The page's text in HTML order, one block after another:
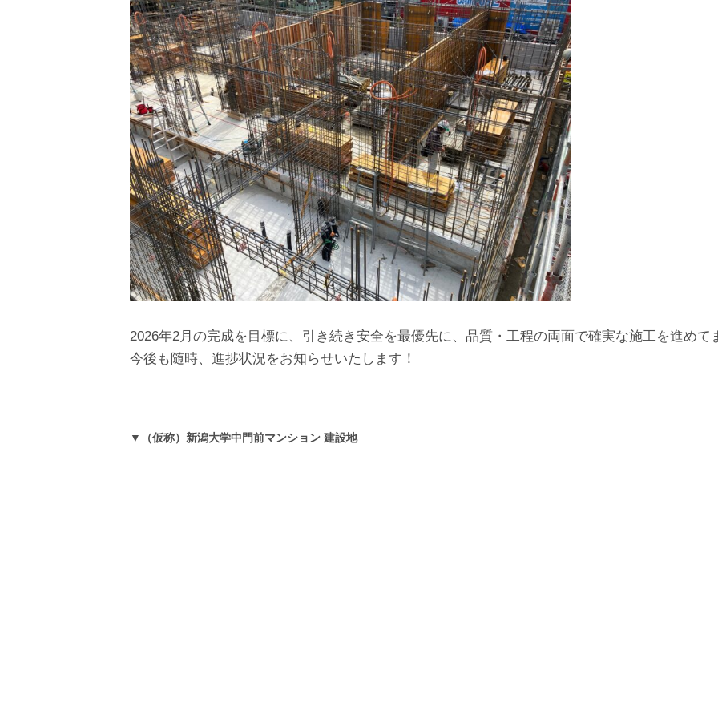
2026年2月の完成を目標に、引き続き安全を最優先に、品質・工程の両面で確実な施工を進めて
今後も随時、進捗状況をお知らせいたします！
▼（仮称）新潟大学中門前マンション 建設地